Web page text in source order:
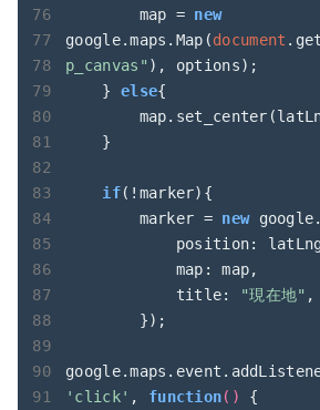
        map =
new
google.maps.Map(document
p_canvas" ), options);
    }
else{
if(!marker){
        marker =
new
position:
map : map,
title: "現在地" ,
'click' , function( ) {